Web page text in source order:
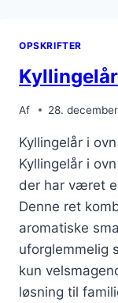
OPSKRIFTER
Af 28.
Kyllingelår i
Kyllingelår i
der har været
Denne ret
aromatiske
uforglemmelig
kun
løsning til